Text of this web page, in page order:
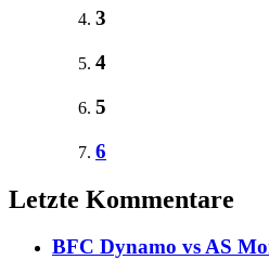
3
4
5
6
Letzte Kommentare
BFC Dynamo vs AS